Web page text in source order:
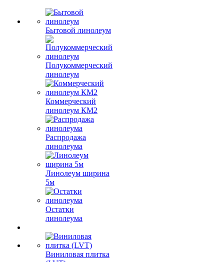
Бытовой линолеум
Полукоммерческий
линолеум
Коммерческий
линолеум КМ2
Распродажа
линолеума
Линолеум ширина
5м
Остатки
линолеума
Виниловая плитка